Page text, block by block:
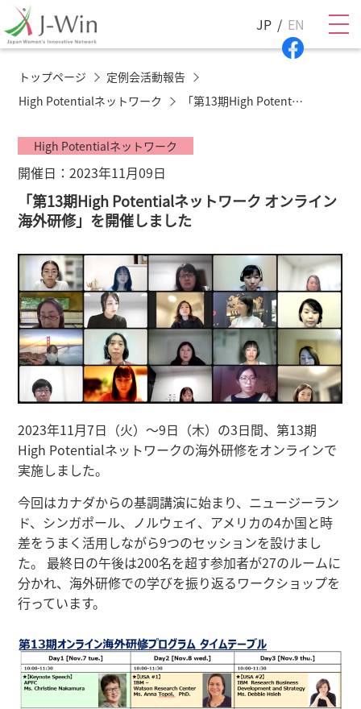
JP EN
トップページ
定例会活動報告
High Potentialネットワーク
「第13期High Potentialネットワーク オンライン海外研修」を開催しました
High Potentialネットワーク
開催日：2023年11月09日
「第13期High Potentialネットワーク オンライン
海外研修」を開催しました
2023年11月7日（火）～9日（木）の3日間、第13期
High Potentialネットワークの海外研修をオンラインで
実施しました。
今回はカナダからの基調講演に始まり、ニュージーラン
ド、シンガポール、ノルウェイ、アメリカの4か国と時
差をうまく活用しながら9つのセッションを設けまし
た。 最終日の午後は200名を超す参加者が27のルームに
分かれ、海外研修での学びを振り返るワークショップを
行っています。